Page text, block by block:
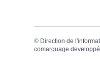
© Direction de
comarquage